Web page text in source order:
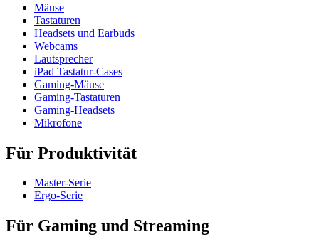
Mäuse
Tastaturen
Headsets und Earbuds
Webcams
Lautsprecher
iPad Tastatur-Cases
Gaming-Mäuse
Gaming-Tastaturen
Gaming-Headsets
Mikrofone
Für Produktivität
Master-Serie
Ergo-Serie
Für Gaming und Streaming